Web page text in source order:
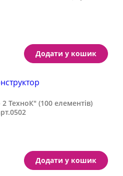
Додати у кошик
ТехноК" (100 елементів)
Додати у кошик